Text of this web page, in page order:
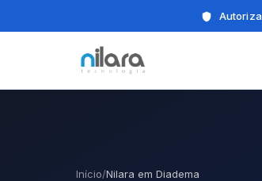
Início/Nilara em Diadema